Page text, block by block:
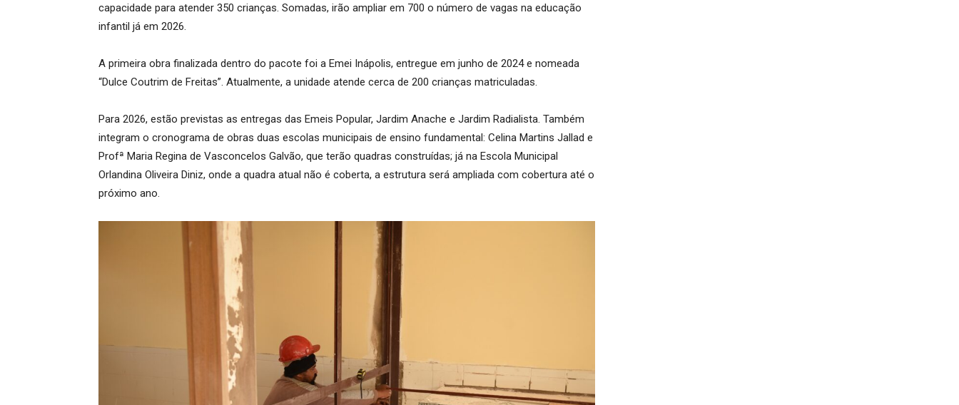
capacidade para atender 350 crianças. Somadas, irão ampliar em 700 o número de vagas na educação
infantil já em 2026.
A primeira obra finalizada dentro do pacote foi a Emei Inápolis, entregue em junho de 2024 e nomeada
“Dulce Coutrim de Freitas”. Atualmente, a unidade atende cerca de 200 crianças matriculadas.
Para 2026, estão previstas as entregas das Emeis Popular, Jardim Anache e Jardim Radialista. Também
integram o cronograma de obras duas escolas municipais de ensino fundamental: Celina Martins Jallad e
Profª Maria Regina de Vasconcelos Galvão, que terão quadras construídas; já na Escola Municipal
Orlandina Oliveira Diniz, onde a quadra atual não é coberta, a estrutura será ampliada com cobertura até o
próximo ano.